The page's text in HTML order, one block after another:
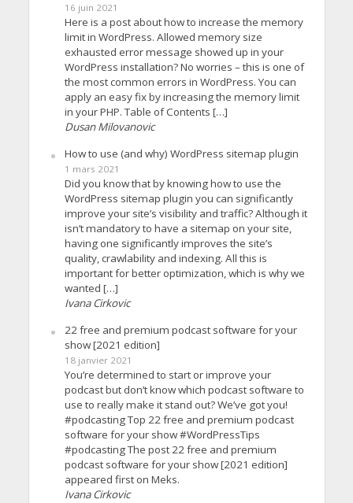
16 juin 2021
Here is a post about how to increase the memory
limit in WordPress. Allowed memory size
exhausted error message showed up in your
WordPress installation? No worries – this is one of
the most common errors in WordPress. You can
apply an easy fix by increasing the memory limit
in your PHP. Table of Contents […]
Dusan Milovanovic
How to use (and why) WordPress sitemap plugin
1 mars 2021
Did you know that by knowing how to use the
WordPress sitemap plugin you can significantly
improve your site’s visibility and traffic? Although it
isn’t mandatory to have a sitemap on your site,
having one significantly improves the site’s
quality, crawlability and indexing. All this is
important for better optimization, which is why we
wanted […]
Ivana Cirkovic
22 free and premium podcast software for your
show [2021 edition]
18 janvier 2021
You’re determined to start or improve your
podcast but don’t know which podcast software to
use to really make it stand out? We’ve got you!
#podcasting Top 22 free and premium podcast
software for your show #WordPressTips
#podcasting The post 22 free and premium
podcast software for your show [2021 edition]
appeared first on Meks.
Ivana Cirkovic